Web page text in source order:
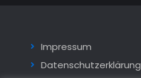
Impressum
Datenschutzerklärung